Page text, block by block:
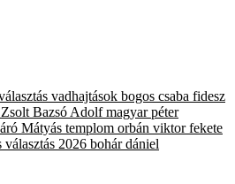
vadhajtások bogos csaba fidesz
Bazsó Adolf magyar péter
Mátyás templom orbán viktor fekete
választás 2026 bohár dániel